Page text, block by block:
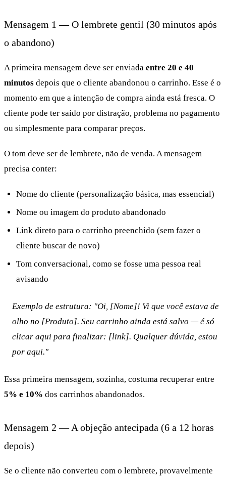
Mensagem 1 — O lembrete gentil (30 minutos após
o abandono)
A primeira mensagem deve ser enviada entre 20 e 40
minutos depois que o cliente abandonou o carrinho. Esse é o
momento em que a intenção de compra ainda está fresca. O
cliente pode ter saído por distração, problema no pagamento
ou simplesmente para comparar preços.
O tom deve ser de lembrete, não de venda. A mensagem
precisa conter:
Nome do cliente (personalização básica, mas essencial)
Nome ou imagem do produto abandonado
Link direto para o carrinho preenchido (sem fazer o
cliente buscar de novo)
Tom conversacional, como se fosse uma pessoa real
avisando
Exemplo de estrutura: "Oi, [Nome]! Vi que você estava de
olho no [Produto]. Seu carrinho ainda está salvo — é só
clicar aqui para finalizar: [link]. Qualquer dúvida, estou
por aqui."
Essa primeira mensagem, sozinha, costuma recuperar entre
5% e 10% dos carrinhos abandonados.
Mensagem 2 — A objeção antecipada (6 a 12 horas
depois)
Se o cliente não converteu com o lembrete, provavelmente